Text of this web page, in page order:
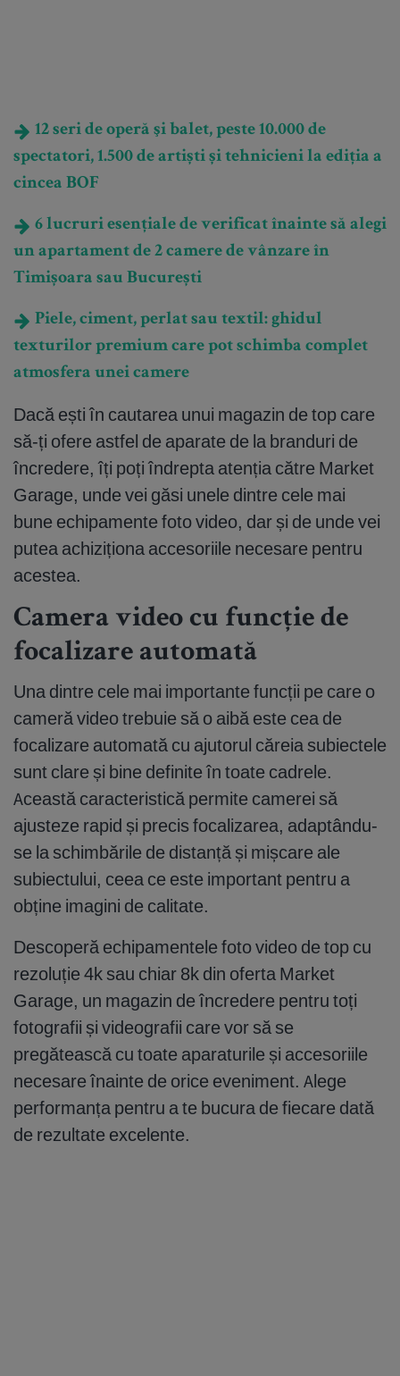
12 seri de operă şi balet, peste 10.000 de
spectatori, 1.500 de artiști și tehnicieni la ediția a
cincea BOF
6 lucruri esențiale de verificat înainte să alegi
un apartament de 2 camere de vânzare în
Timișoara sau București
Piele, ciment, perlat sau textil: ghidul
texturilor premium care pot schimba complet
atmosfera unei camere
Dacă ești în cautarea unui magazin de top care
să-ți ofere astfel de aparate de la branduri de
încredere, îți poți îndrepta atenția către Market
Garage, unde vei găsi unele dintre cele mai
bune echipamente foto video, dar și de unde vei
putea achiziționa accesoriile necesare pentru
acestea.
Camera video cu funcție de
focalizare automată
Una dintre cele mai importante funcții pe care o
cameră video trebuie să o aibă este cea de
focalizare automată cu ajutorul căreia subiectele
sunt clare și bine definite în toate cadrele.
Această caracteristică permite camerei să
ajusteze rapid și precis focalizarea, adaptându-
se la schimbările de distanță și mișcare ale
subiectului, ceea ce este important pentru a
obține imagini de calitate.
Descoperă echipamentele foto video de top cu
rezoluție 4k sau chiar 8k din oferta Market
Garage, un magazin de încredere pentru toți
fotografii și videografii care vor să se
pregătească cu toate aparaturile și accesoriile
necesare înainte de orice eveniment. Alege
performanța pentru a te bucura de fiecare dată
de rezultate excelente.